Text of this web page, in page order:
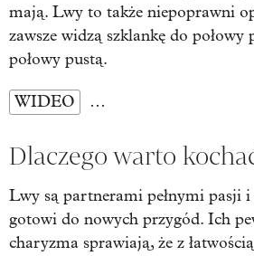
mają. Lwy to także niepoprawni
zawsze widzą szklankę do połowy
połowy pustą.
WIDEO …
Dlaczego warto
Lwy są partnerami pełnymi pasji i
gotowi do nowych przygód. Ich
charyzma sprawiają, że z